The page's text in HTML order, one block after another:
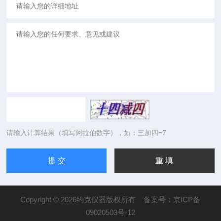
请输入计算结果（填写阿拉伯数字），如：三加四=7
Copyright © 2026约克仪器版权所有 备案号：京ICP备
09020503号-12